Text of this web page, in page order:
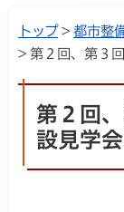
トップ> 都市整
> 第２回、第３
第２回
設見学